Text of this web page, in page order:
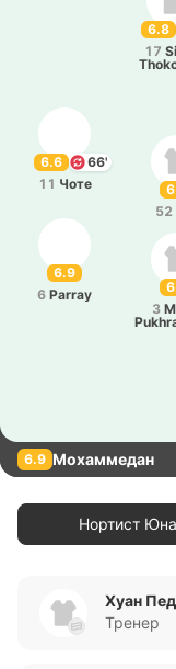
6.9
6 Parray
3
6.6
66'
11 Чоте
52
6.8
17
6.9 Мохаммедан
Нортист
Хуан
Тренер